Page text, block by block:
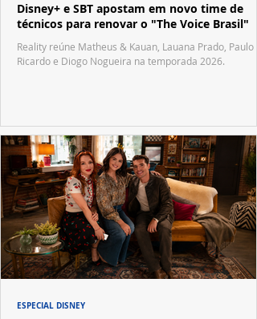
Disney+ e SBT apostam em novo time de
técnicos para renovar o "The Voice Brasil"
Reality reúne Matheus & Kauan, Lauana Prado, Paulo
Ricardo e Diogo Nogueira na temporada 2026.
ESPECIAL DISNEY